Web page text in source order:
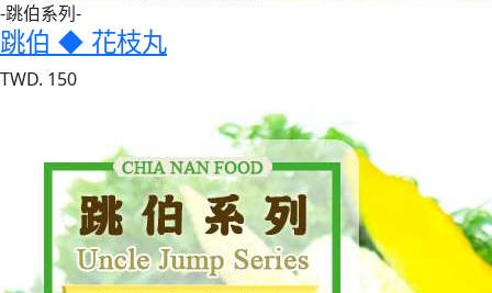
-跳伯系列-
跳伯 ◆ 花枝丸
TWD. 150